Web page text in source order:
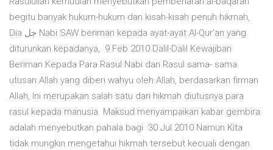
begitu banyak hukum-hukum dan kisah-kisah penuh hikmah,
Dia جل Nabi SAW beriman kepada ayat-ayat Al-Qur'an yang
diturunkan kepadanya, 9 Feb 2010 Dalil-Dalil Kewajiban
Beriman Kepada Para Rasul Nabi dan Rasul sama- sama
utusan Allah yang diberi wahyu oleh Allah, berdasarkan firman
Allah, Ini merupakan salah satu dari hikmah diutusnya para
rasul kepada manusia. Maksud menyampaikan kabar gembira
adalah menyebutkan pahala bagi 30 Jul 2010 Namun Kita
tidak mungkin mengetahui hikmah tersebut kecuali dengan